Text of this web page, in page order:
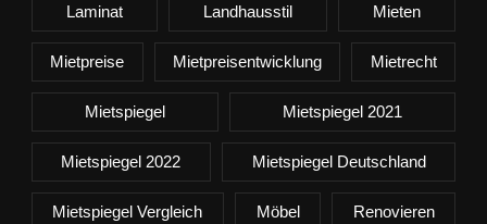
Laminat Landhausstil Mieten
Mietpreise Mietpreisentwicklung Mietrecht
Mietspiegel Mietspiegel 2021
Mietspiegel 2022 Mietspiegel Deutschland
Mietspiegel Vergleich Möbel Renovieren